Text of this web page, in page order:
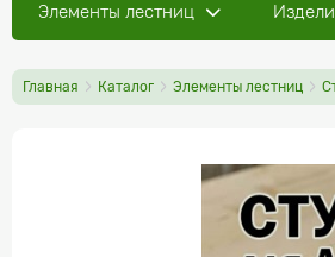
Элементы лестниц
Главная Каталог Элементы лестниц